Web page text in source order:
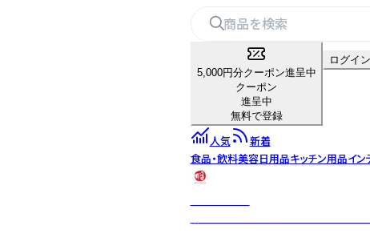
5,000円分クーポン進呈中
クーポン
進呈中
無料で登録
ログイン
人気
新着
食品・飲料美容日用品キッチン用品イン